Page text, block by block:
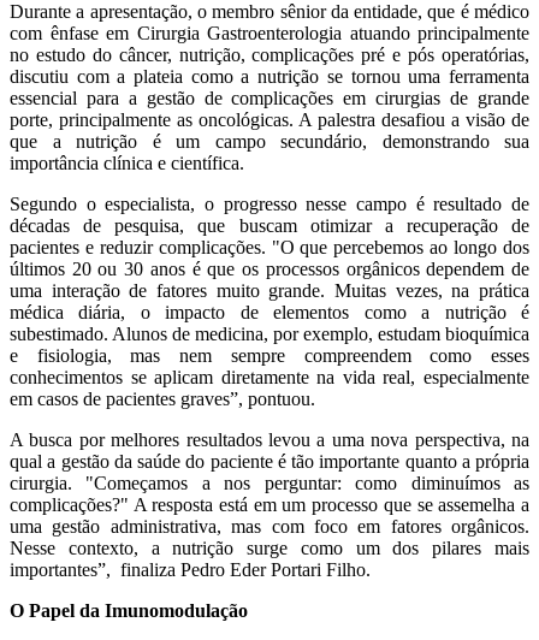
Durante a apresentação, o membro sênior da entidade, que é médico
com ênfase em Cirurgia Gastroenterologia atuando principalmente
no estudo do câncer, nutrição, complicações pré e pós operatórias,
discutiu com a plateia como a nutrição se tornou uma ferramenta
essencial para a gestão de complicações em cirurgias de grande
porte, principalmente as oncológicas. A palestra desafiou a visão de
que a nutrição é um campo secundário, demonstrando sua
importância clínica e científica.
Segundo o especialista, o progresso nesse campo é resultado de
décadas de pesquisa, que buscam otimizar a recuperação de
pacientes e reduzir complicações. "O que percebemos ao longo dos
últimos 20 ou 30 anos é que os processos orgânicos dependem de
uma interação de fatores muito grande. Muitas vezes, na prática
médica diária, o impacto de elementos como a nutrição é
subestimado. Alunos de medicina, por exemplo, estudam bioquímica
e fisiologia, mas nem sempre compreendem como esses
conhecimentos se aplicam diretamente na vida real, especialmente
em casos de pacientes graves”, pontuou.
A busca por melhores resultados levou a uma nova perspectiva, na
qual a gestão da saúde do paciente é tão importante quanto a própria
cirurgia. "Começamos a nos perguntar: como diminuímos as
complicações?" A resposta está em um processo que se assemelha a
uma gestão administrativa, mas com foco em fatores orgânicos.
Nesse contexto, a nutrição surge como um dos pilares mais
importantes”, finaliza Pedro Eder Portari Filho.
O Papel da Imunomodulação